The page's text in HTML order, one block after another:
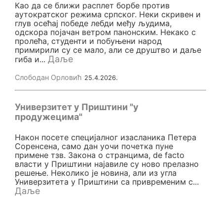
Као да се ближи расплет борбе против
аутократског режима српског. Неки скривен и
глув осећај победе лебди међу људима,
одскора појачан ветром панонским. Некако с
пролећа, студенти и побуњени народ
примирили су се мало, али се друштво и даље
гиба и... Даље
Слободан Орловић 25.4.2026.
Универзитет у Приштини "у
продужецима"
Након посете специјалног изасланика Петера
Соренсена, само дан уочи почетка пуне
примене тзв. Закона о странцима, de facto
власти у Приштини најавиле су ново прелазно
решење. Неколико је новина, али из угла
Универзитета у Приштини са привременим с...
Даље